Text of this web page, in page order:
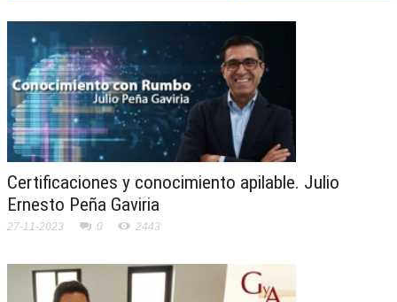
Certificaciones y conocimiento apilable. Julio
Ernesto Peña Gaviria
27-11-2023 0 2443